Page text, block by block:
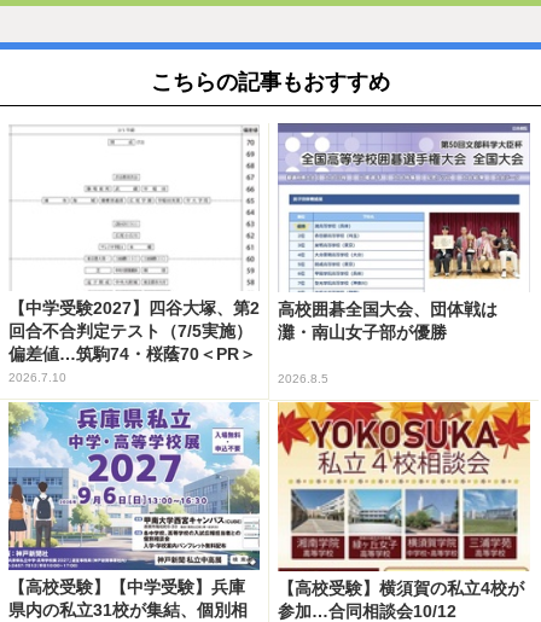
こちらの記事もおすすめ
【中学受験2027】四谷大塚、第2
回合不合判定テスト（7/5実施）
偏差値…筑駒74・桜蔭70＜PR＞
2026.7.10
高校囲碁全国大会、団体戦は
灘・南山女子部が優勝
2026.8.5
【高校受験】【中学受験】兵庫
県内の私立31校が集結、個別相
【高校受験】横須賀の私立4校が
参加…合同相談会10/12